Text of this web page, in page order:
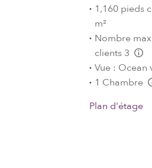
1,160 pieds
m²
Nombre
clients 3
Vue : Ocean
1 Chambre
Plan d'étage